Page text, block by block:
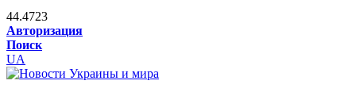
44.4723
Авторизация
Поиск
UA